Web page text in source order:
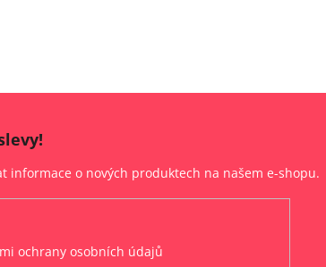
informace o nových produktech na našem e-shopu.
ochrany osobních údajů